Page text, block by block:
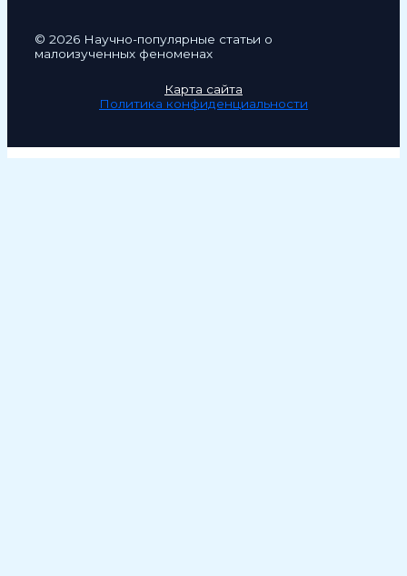
© 2026 Научно-популярные статьи о
малоизученных феноменах
Карта сайта
Политика конфиденциальности